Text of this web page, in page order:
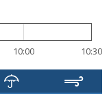
10:00 10:30